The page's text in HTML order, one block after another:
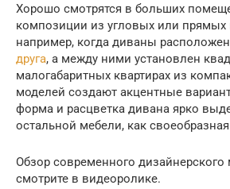
Хорошо смотрятся в больших
композиции из угловых или прямых
например, когда диваны
друга, а между ними установлен
малогабаритных квартирах из
моделей создают акцентные
форма и расцветка дивана ярко
остальной мебели, как
Обзор современного
смотрите в видеоролике.